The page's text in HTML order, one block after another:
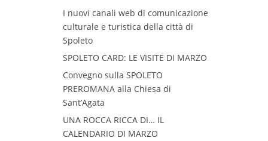
I nuovi canali web di comunicazione
culturale e turistica della città di
Spoleto
SPOLETO CARD: LE VISITE DI MARZO
Convegno sulla SPOLETO
PREROMANA alla Chiesa di
Sant’Agata
UNA ROCCA RICCA DI… IL
CALENDARIO DI MARZO